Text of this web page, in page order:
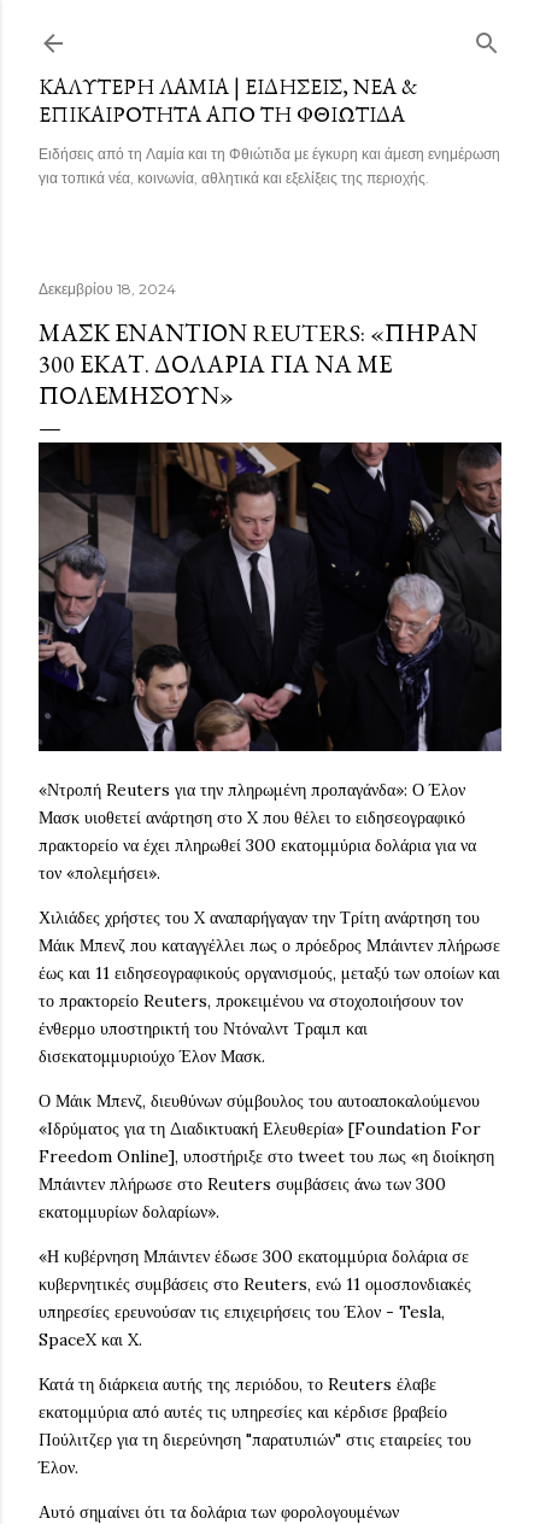
ΚΑΛΎΤΕΡΗ ΛΑΜΊΑ | ΕΙΔΉΣΕΙΣ, ΝΈΑ &
ΕΠΙΚΑΙΡΌΤΗΤΑ ΑΠΌ ΤΗ ΦΘΙΏΤΙΔΑ
Ειδήσεις από τη Λαμία και τη Φθιώτιδα με έγκυρη και άμεση ενημέρωση
για τοπικά νέα, κοινωνία, αθλητικά και εξελίξεις της περιοχής.
Δεκεμβρίου 18, 2024
ΜΑΣΚ ΕΝΑΝΤΊΟΝ REUTERS: «ΠΉΡΑΝ
300 ΕΚΑΤ. ΔΟΛΆΡΙΑ ΓΙΑ ΝΑ ΜΕ
ΠΟΛΕΜΉΣΟΥΝ»
«Ντροπή Reuters για την πληρωμένη προπαγάνδα»: Ο Έλον
Μασκ υιοθετεί ανάρτηση στο X που θέλει το ειδησεογραφικό
πρακτορείο να έχει πληρωθεί 300 εκατομμύρια δολάρια για να
τον «πολεμήσει».
Χιλιάδες χρήστες του X αναπαρήγαγαν την Τρίτη ανάρτηση του
Μάικ Μπενζ που καταγγέλλει πως ο πρόεδρος Μπάιντεν πλήρωσε
έως και 11 ειδησεογραφικούς οργανισμούς, μεταξύ των οποίων και
το πρακτορείο Reuters, προκειμένου να στοχοποιήσουν τον
ένθερμο υποστηρικτή του Ντόναλντ Τραμπ και
δισεκατομμυριούχο Έλον Μασκ.
Ο Μάικ Μπενζ, διευθύνων σύμβουλος του αυτοαποκαλούμενου
«Ιδρύματος για τη Διαδικτυακή Ελευθερία» [Foundation For
Freedom Online], υποστήριξε στο tweet του πως «η διοίκηση
Μπάιντεν πλήρωσε στο Reuters συμβάσεις άνω των 300
εκατομμυρίων δολαρίων».
«Η κυβέρνηση Μπάιντεν έδωσε 300 εκατομμύρια δολάρια σε
κυβερνητικές συμβάσεις στο Reuters, ενώ 11 ομοσπονδιακές
υπηρεσίες ερευνούσαν τις επιχειρήσεις του Έλον - Tesla,
SpaceX και X.
Κατά τη διάρκεια αυτής της περιόδου, το Reuters έλαβε
εκατομμύρια από αυτές τις υπηρεσίες και κέρδισε βραβείο
Πούλιτζερ για τη διερεύνηση "παρατυπιών" στις εταιρείες του
Έλον.
Αυτό σημαίνει ότι τα δολάρια των φορολογουμένων